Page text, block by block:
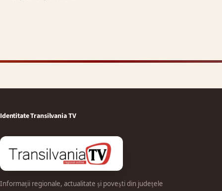
Identitate Transilvania TV
Informații regionale, actualitate și povești din județele